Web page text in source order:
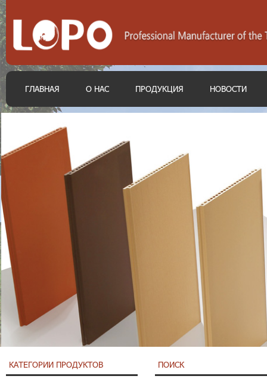
ГЛАВНАЯ О НАС ПРОДУКЦИЯ НОВОСТИ
КАТЕГОРИИ ПРОДУКТОВ ПОИСК